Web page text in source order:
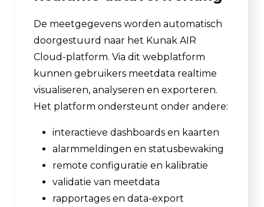
De meetgegevens worden automatisch
doorgestuurd naar het Kunak AIR
Cloud-platform. Via dit webplatform
kunnen gebruikers meetdata realtime
visualiseren, analyseren en exporteren.
Het platform ondersteunt onder andere:
interactieve dashboards en kaarten
alarmmeldingen en statusbewaking
remote configuratie en kalibratie
validatie van meetdata
rapportages en data-export